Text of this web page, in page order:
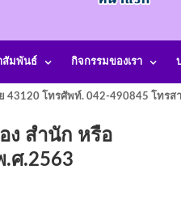
สัมพันธ์ กิจกรรมของเรา
โทรศัพท์. 042-490845 โทรสา
ง สำนัก หรือ
พ.ศ.2563